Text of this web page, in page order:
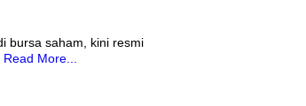
bursa saham, kini resmi
Read More...